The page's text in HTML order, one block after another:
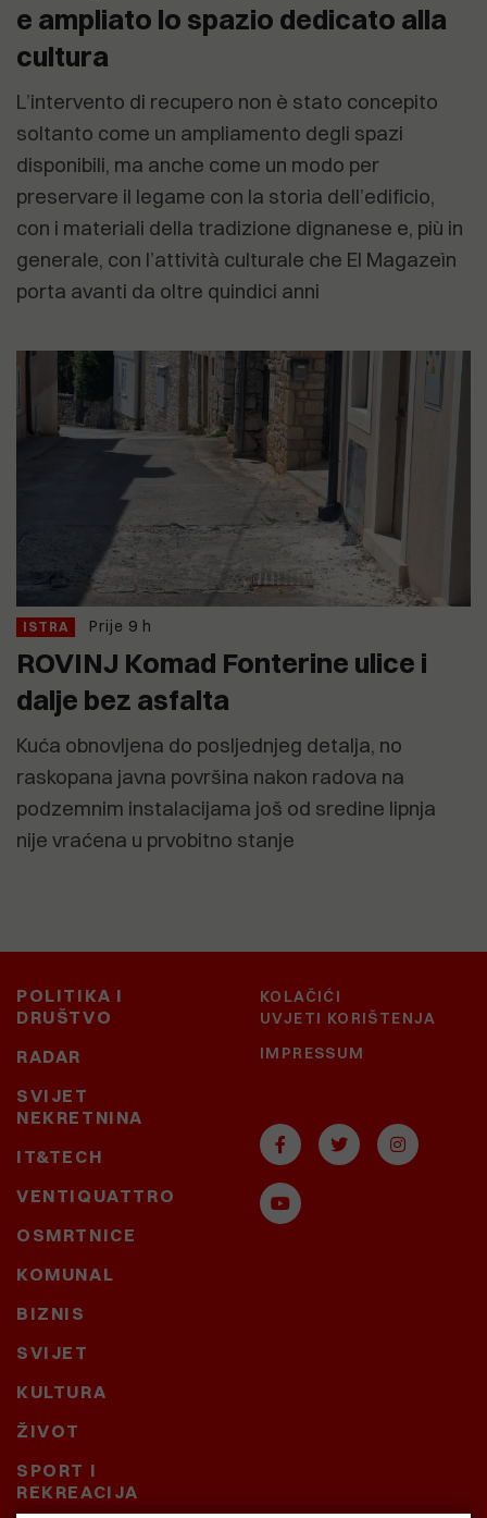
e ampliato lo spazio dedicato alla
cultura
L’intervento di recupero non è stato concepito
soltanto come un ampliamento degli spazi
disponibili, ma anche come un modo per
preservare il legame con la storia dell’edificio,
con i materiali della tradizione dignanese e, più in
generale, con l’attività culturale che El Magazeìn
porta avanti da oltre quindici anni
ISTRA Prije 9 h
ROVINJ Komad Fonterine ulice i
dalje bez asfalta
Kuća obnovljena do posljednjeg detalja, no
raskopana javna površina nakon radova na
podzemnim instalacijama još od sredine lipnja
nije vraćena u prvobitno stanje
POLITIKA I
DRUŠTVO
RADAR
SVIJET
NEKRETNINA
IT&TECH
VENTIQUATTRO
OSMRTNICE
KOMUNAL
BIZNIS
SVIJET
KULTURA
ŽIVOT
SPORT I
REKREACIJA
KOLAČIĆI
UVJETI KORIŠTENJA
IMPRESSUM